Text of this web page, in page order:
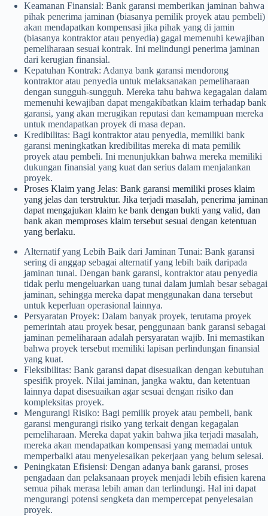
Keamanan Finansial: Bank garansi memberikan jaminan bahwa
pihak penerima jaminan (biasanya pemilik proyek atau pembeli)
akan mendapatkan kompensasi jika pihak yang di jamin
(biasanya kontraktor atau penyedia) gagal memenuhi kewajiban
pemeliharaan sesuai kontrak. Ini melindungi penerima jaminan
dari kerugian finansial.
Kepatuhan Kontrak: Adanya bank garansi mendorong
kontraktor atau penyedia untuk melaksanakan pemeliharaan
dengan sungguh-sungguh. Mereka tahu bahwa kegagalan dalam
memenuhi kewajiban dapat mengakibatkan klaim terhadap bank
garansi, yang akan merugikan reputasi dan kemampuan mereka
untuk mendapatkan proyek di masa depan.
Kredibilitas: Bagi kontraktor atau penyedia, memiliki bank
garansi meningkatkan kredibilitas mereka di mata pemilik
proyek atau pembeli. Ini menunjukkan bahwa mereka memiliki
dukungan finansial yang kuat dan serius dalam menjalankan
proyek.
Proses Klaim yang Jelas: Bank garansi memiliki proses klaim
yang jelas dan terstruktur. Jika terjadi masalah, penerima jaminan
dapat mengajukan klaim ke bank dengan bukti yang valid, dan
bank akan memproses klaim tersebut sesuai dengan ketentuan
yang berlaku.
Alternatif yang Lebih Baik dari Jaminan Tunai: Bank garansi
sering di anggap sebagai alternatif yang lebih baik daripada
jaminan tunai. Dengan bank garansi, kontraktor atau penyedia
tidak perlu mengeluarkan uang tunai dalam jumlah besar sebagai
jaminan, sehingga mereka dapat menggunakan dana tersebut
untuk keperluan operasional lainnya.
Persyaratan Proyek: Dalam banyak proyek, terutama proyek
pemerintah atau proyek besar, penggunaan bank garansi sebagai
jaminan pemeliharaan adalah persyaratan wajib. Ini memastikan
bahwa proyek tersebut memiliki lapisan perlindungan finansial
yang kuat.
Fleksibilitas: Bank garansi dapat disesuaikan dengan kebutuhan
spesifik proyek. Nilai jaminan, jangka waktu, dan ketentuan
lainnya dapat disesuaikan agar sesuai dengan risiko dan
kompleksitas proyek.
Mengurangi Risiko: Bagi pemilik proyek atau pembeli, bank
garansi mengurangi risiko yang terkait dengan kegagalan
pemeliharaan. Mereka dapat yakin bahwa jika terjadi masalah,
mereka akan mendapatkan kompensasi yang memadai untuk
memperbaiki atau menyelesaikan pekerjaan yang belum selesai.
Peningkatan Efisiensi: Dengan adanya bank garansi, proses
pengadaan dan pelaksanaan proyek menjadi lebih efisien karena
semua pihak merasa lebih aman dan terlindungi. Hal ini dapat
mengurangi potensi sengketa dan mempercepat penyelesaian
proyek.